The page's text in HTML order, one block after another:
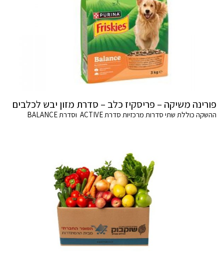
פורינה משיקה – פריסקיז כלב – סדרת מזון יבש לכלבים
ההשקה כוללת שתי סדרות מרכזיות סדרת ACTIVE וסדרת BALANCE